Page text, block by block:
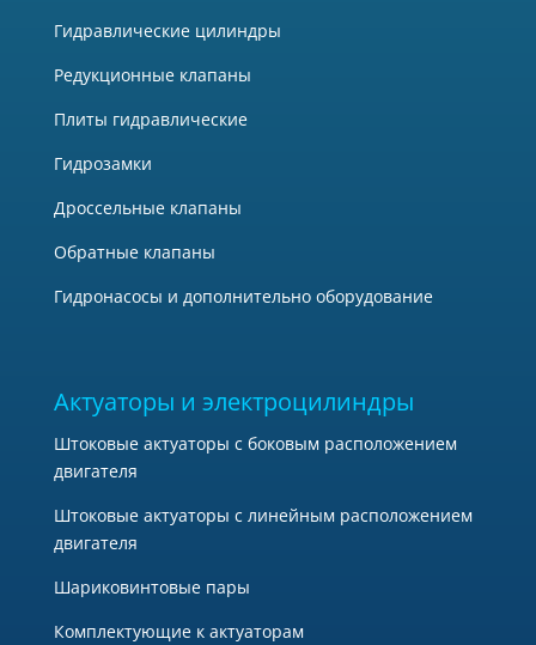
Гидравлические цилиндры
Редукционные клапаны
Плиты гидравлические
Гидрозамки
Дроссельные клапаны
Обратные клапаны
Гидронасосы и дополнительно оборудование
Актуаторы и электроцилиндры
Штоковые актуаторы с боковым расположением
двигателя
Штоковые актуаторы с линейным расположением
двигателя
Шариковинтовые пары
Комплектующие к актуаторам